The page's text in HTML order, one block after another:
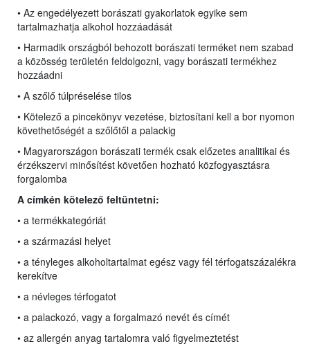
• Az engedélyezett borászati gyakorlatok egyike sem
tartalmazhatja alkohol hozzáadását
• Harmadik országból behozott borászati terméket nem szabad
a közösség területén feldolgozni, vagy borászati termékhez
hozzáadni
• A szőlő túlpréselése tilos
• Kötelező a pincekönyv vezetése, biztosítani kell a bor nyomon
követhetőségét a szőlőtől a palackig
• Magyarországon borászati termék csak előzetes analitikai és
érzékszervi minősítést követően hozható közfogyasztásra
forgalomba
A címkén kötelező feltüntetni:
• a termékkategóriát
• a származási helyet
• a tényleges alkoholtartalmat egész vagy fél térfogatszázalékra
kerekítve
• a névleges térfogatot
• a palackozó, vagy a forgalmazó nevét és címét
• az allergén anyag tartalomra való figyelmeztetést